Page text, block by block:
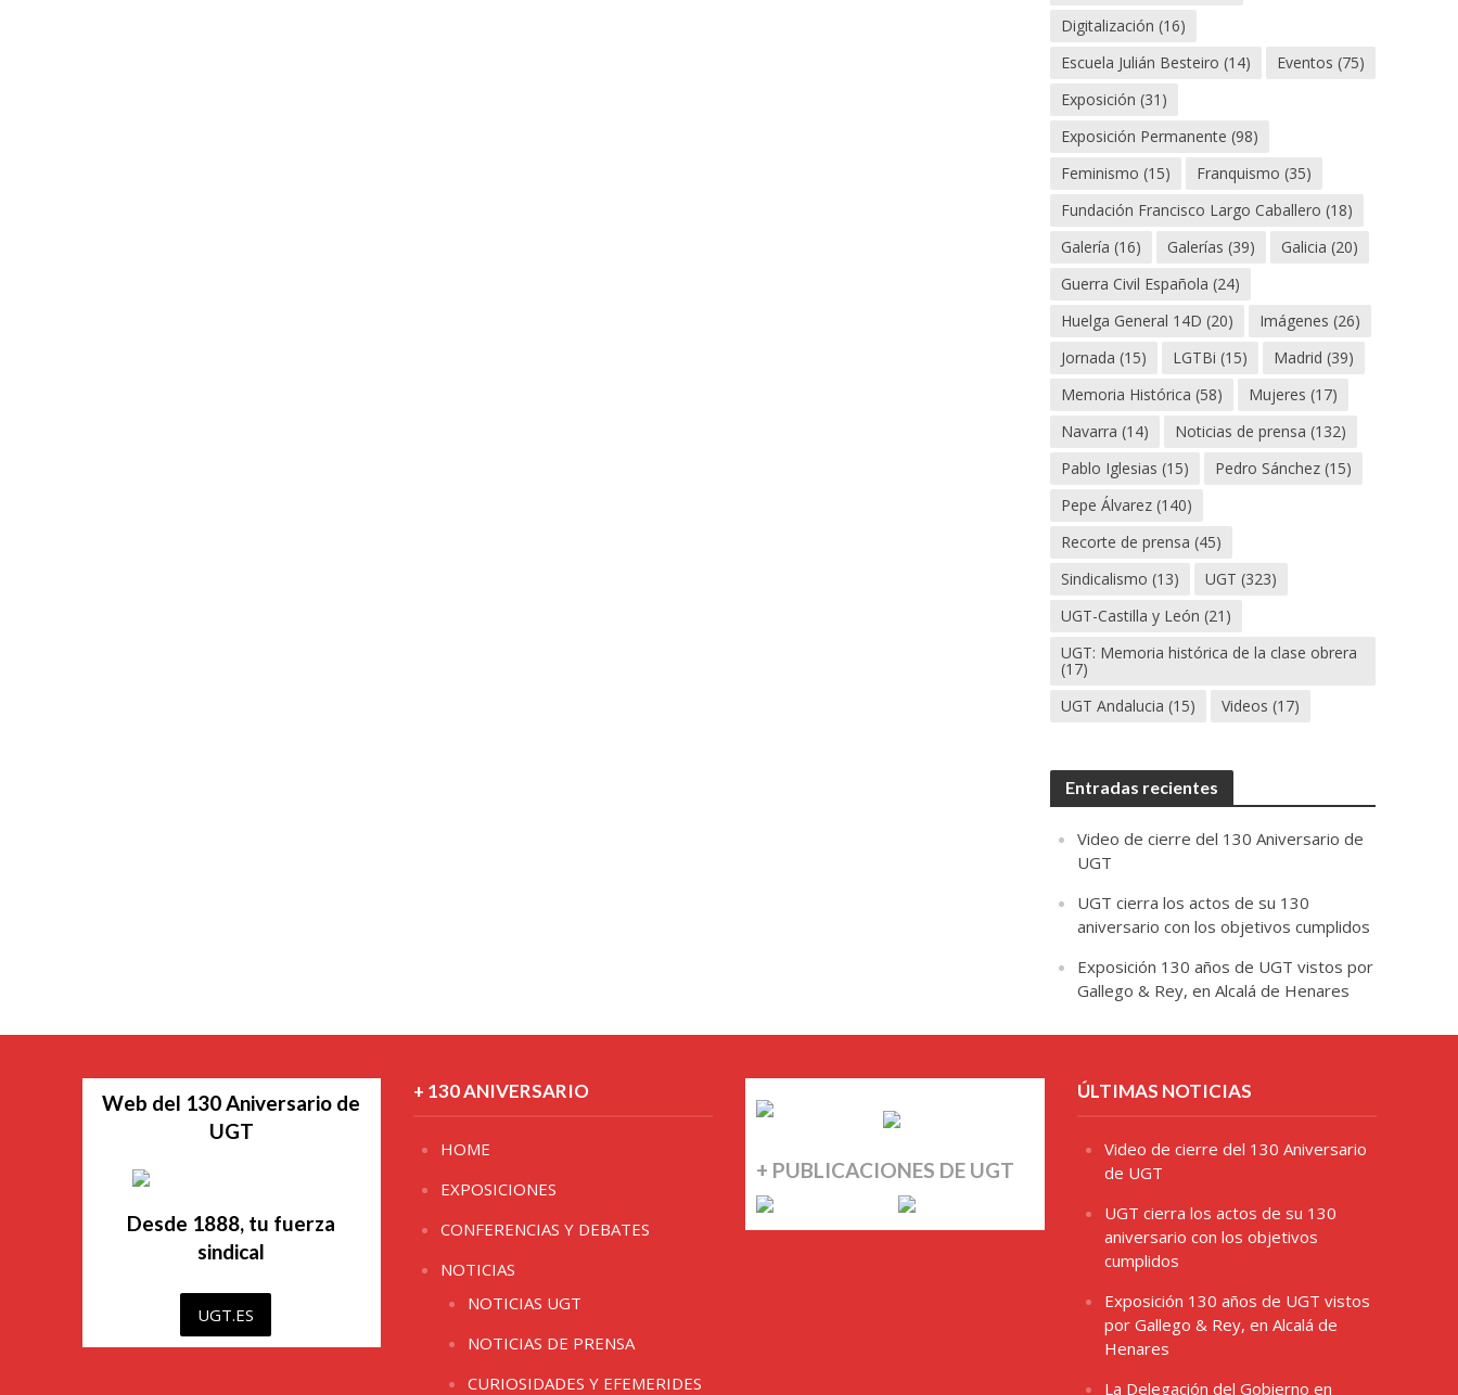
Digitalización (16)
Escuela Julián Besteiro (14) Eventos (75)
Exposición (31)
Exposición Permanente (98)
Feminismo (15) Franquismo (35)
Fundación Francisco Largo Caballero (18)
Galería (16) Galerías (39) Galicia (20)
Guerra Civil Española (24)
Huelga General 14D (20) Imágenes (26)
Jornada (15) LGTBi (15) Madrid (39)
Memoria Histórica (58) Mujeres (17)
Navarra (14) Noticias de prensa (132)
Pablo Iglesias (15) Pedro Sánchez (15)
Pepe Álvarez (140)
Recorte de prensa (45)
Sindicalismo (13) UGT (323)
UGT-Castilla y León (21)
UGT: Memoria histórica de la clase obrera
(17)
UGT Andalucia (15) Videos (17)
Entradas recientes
Video de cierre del 130 Aniversario de
UGT
UGT cierra los actos de su 130
aniversario con los objetivos cumplidos
Exposición 130 años de UGT vistos por
Gallego & Rey, en Alcalá de Henares
Web del 130 Aniversario de
UGT
Desde 1888, tu fuerza
sindical
UGT.ES
+ 130 ANIVERSARIO
HOME
EXPOSICIONES
CONFERENCIAS Y DEBATES
NOTICIAS
NOTICIAS UGT
NOTICIAS DE PRENSA
CURIOSIDADES Y EFEMERIDES
+ PUBLICACIONES DE UGT
ÚLTIMAS NOTICIAS
Video de cierre del 130 Aniversario
de UGT
UGT cierra los actos de su 130
aniversario con los objetivos
cumplidos
Exposición 130 años de UGT vistos
por Gallego & Rey, en Alcalá de
Henares
La Delegación del Gobierno en